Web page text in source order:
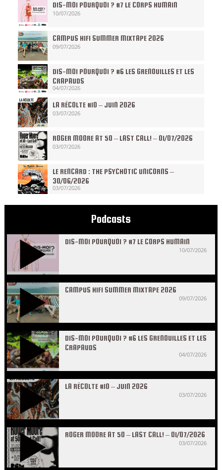
DIS-MOI POURQUOI ? #7 LE CORPS HUMAIN
10/07/2026
CAMPUS HIFI SUMMER MIXTAPE 2026
09/07/2026
DIS-MOI POURQUOI ? #6 LES GRENOUILLES ET LES
CRAPAUDS
04/07/2026
LA RÉCOLTE #10 – JUIN 2026
03/07/2026
ROGER MOORE AT 50 – LAST CALL! – 01/07/2026
03/07/2026
LE RENCARD : THE PSYCHOTIC UNICORNS –
30/06/2026
03/07/2026
Podcasts
DIS-MOI POURQUOI ? #7 LE CORPS HUMAIN
10/07/2026
CAMPUS HIFI SUMMER MIXTAPE 2026
09/07/2026
DIS-MOI POURQUOI ? #6 LES GRENOUILLES ET LES
CRAPAUDS
04/07/2026
LA RÉCOLTE #10 – JUIN 2026
03/07/2026
ROGER MOORE AT 50 – LAST CALL! – 01/07/2026
03/07/2026